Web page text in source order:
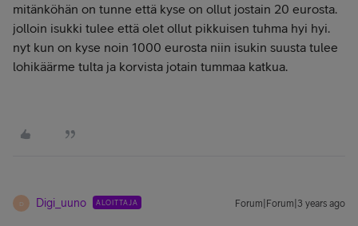
mitänköhän on tunne että kyse on ollut jostain 20 eurosta.
jolloin isukki tulee että olet ollut pikkuisen tuhma hyi hyi.
nyt kun on kyse noin 1000 eurosta niin isukin suusta tulee
lohikäärme tulta ja korvista jotain tummaa katkua.
D Digi_uuno ALOITTAJA Forum|Forum|3 years ago